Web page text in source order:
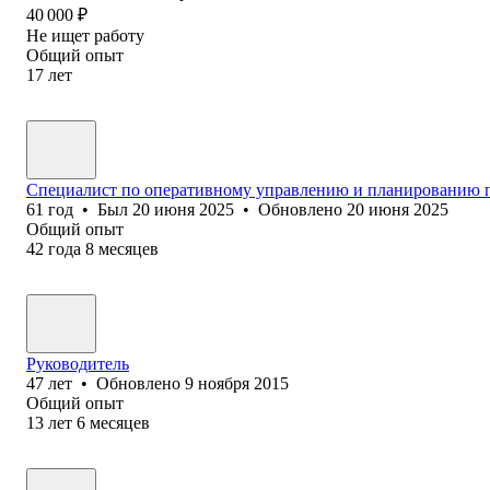
40 000 ₽
Не ищет работу
Общий опыт
17 лет
Специалист по оперативному управлению и планированию
61 год • Был 20 июня 2025 • Обновлено 20 июня 2025
Общий опыт
42 года 8 месяцев
Руководитель
47 лет • Обновлено 9 ноября 2015
Общий опыт
13 лет 6 месяцев